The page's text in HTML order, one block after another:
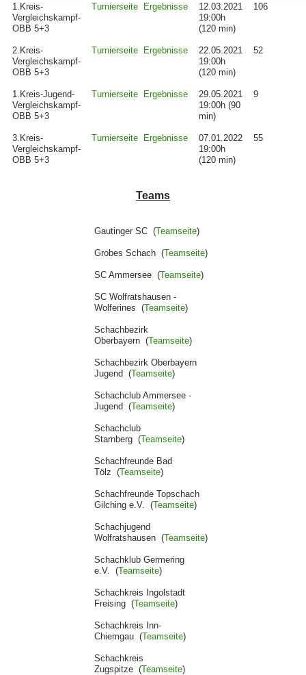
1.Kreis-
Vergleichskampf-
OBB 5+3
Turnierseite Ergebnisse
12.03.2021
19:00h
(120 min)
106
2.Kreis-
Vergleichskampf-
OBB 5+3
Turnierseite Ergebnisse
22.05.2021
19:00h
(120 min)
52
1.Kreis-Jugend-
Vergleichskampf-
OBB 5+3
Turnierseite Ergebnisse
29.05.2021
19:00h (90
min)
9
3.Kreis-
Vergleichskampf-
OBB 5+3
Turnierseite Ergebnisse
07.01.2022
19:00h
(120 min)
55
Teams
Gautinger SC (Teamseite)
Grobes Schach (Teamseite)
SC Ammersee (Teamseite)
SC Wolfratshausen -
Wolferines (Teamseite)
Schachbezirk
Oberbayern (Teamseite)
Schachbezirk Oberbayern
Jugend (Teamseite)
Schachclub Ammersee -
Jugend (Teamseite)
Schachclub
Starnberg (Teamseite)
Schachfreunde Bad
Tölz (Teamseite)
Schachfreunde Topschach
Gilching e.V. (Teamseite)
Schachjugend
Wolfratshausen (Teamseite)
Schachklub Germering
e.V. (Teamseite)
Schachkreis Ingolstadt
Freising (Teamseite)
Schachkreis Inn-
Chiemgau (Teamseite)
Schachkreis
Zugspitze (Teamseite)